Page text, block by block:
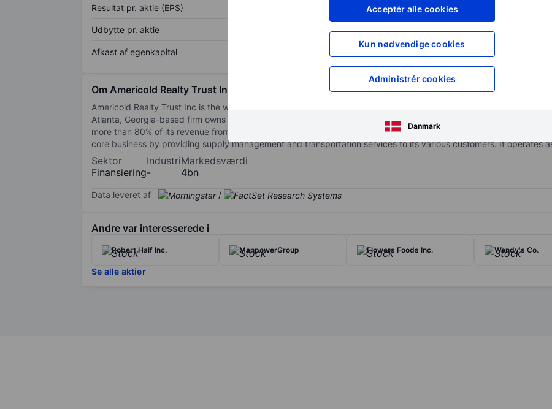
Acceptér alle cookies
Kun nødvendige cookies
Administrér cookies
Danmark
Resultat pr. aktie (EPS) XXXXXXX
Udbytte pr. aktie XXXXXXX
Afkast af egenkapital XXXXXXX
for at få adgang
Om Americold Realty Trust Inc
Americold Realty Trust Inc is the world's second-largest owner and operator of temperature-controlled
Atlanta, Georgia-based firm owns and operates approximately 231 temperature-controlled warehouses,
more than 80% of its revenue from the United States but also has sizable operations in Europe, Canada,
core business by providing supply management and transportation services to its various customers. It operates
Sektor
Finansiering
Industri
-
Markedsværdi
4bn
Data leveret af /
Andre var interesserede i
Robert Half Inc. ManpowerGroup Flowers Foods Inc. Wendy's Co.
Se alle aktier